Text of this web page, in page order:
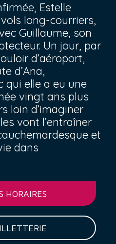
Estelle
long-courriers,
Guillaume, son
Un jour, par
d’aéroport,
d’Ana,
qui elle a eu une
vingt ans plus
loin d’imaginer
vont l’entraîner
et
dans
HORAIRES